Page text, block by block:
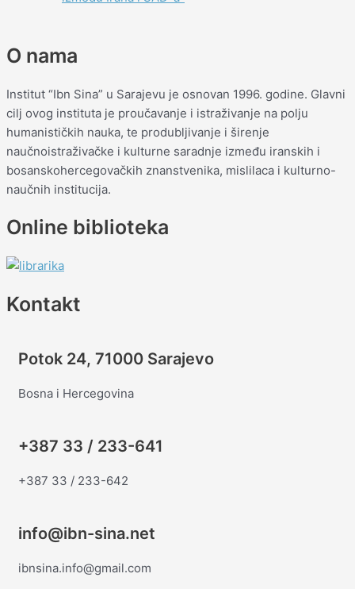
O nama
Institut “Ibn Sina” u Sarajevu je osnovan 1996. godine. Glavni
cilj ovog instituta je proučavanje i istraživanje na polju
humanističkih nauka, te produbljivanje i širenje
naučnoistraživačke i kulturne saradnje između iranskih i
bosanskohercegovačkih znanstvenika, mislilaca i kulturno-
naučnih institucija.
Online biblioteka
Kontakt
Potok 24, 71000 Sarajevo
Bosna i Hercegovina
+387 33 / 233-641
+387 33 / 233-642
info@ibn-sina.net
ibnsina.info@gmail.com